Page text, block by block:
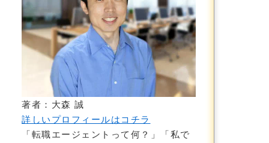
著者：大森 誠
詳しいプロフィールはコチラ
「転職エージェントって何？」「私で